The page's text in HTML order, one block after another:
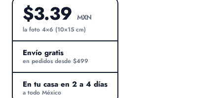
$3.39 MXN
la foto 4×6 (10×15 cm)
Envío gratis
en pedidos desde $499
En tu casa en 2 a 4 días
a todo México